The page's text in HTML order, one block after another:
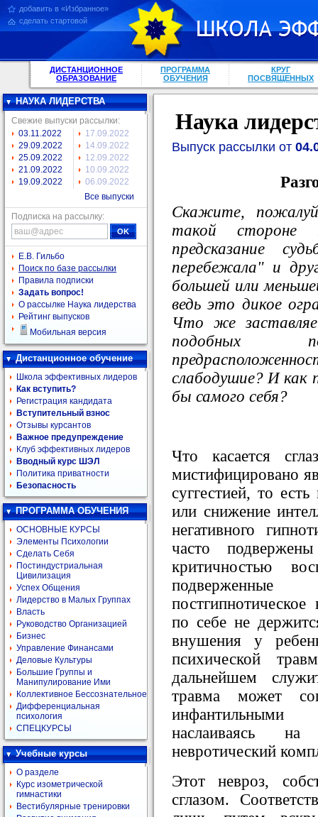
добавить в «Избранное»
сделать стартовой
ДИСТАНЦИОННОЕ
ОБРАЗОВАНИЕ
ПРОГРАММА
ОБУЧЕНИЯ
КРУГ
ПОСВЯЩЕННЫХ
НАУКА ЛИДЕРСТВА
Свежие выпуски рассылки:
03.11.2022
29.09.2022
25.09.2022
21.09.2022
19.09.2022
17.09.2022
14.09.2022
12.09.2022
10.09.2022
06.09.2022
Все выпуски
Подписка на рассылку:
Е.В. Гильбо
Поиск по базе рассылки
Правила подписки
Задать вопрос!
О рассылке Наука лидерства
Рейтинг выпусков
Мобильная версия
Дистанционное обучение
Школа эффективных лидеров
Как вступить?
Регистрация кандидата
Вступительный взнос
Отзывы курсантов
Важное предупреждение
Клуб эффективных лидеров
Вводный курс ШЭЛ
Политика приватности
Безопасность
ПРОГРАММА ОБУЧЕНИЯ
ОСНОВНЫЕ КУРСЫ
Элементы Психологии
Сделать Себя
Постиндустриальная
Цивилизация
Успех Общения
Лидерство в Малых Группах
Власть
Руководство Организацией
Бизнес
Управление Финансами
Деловые Культуры
Большие Группы и
Манипулирование Ими
Коллективное Бессознательное
Дифференциальная
психология
СПЕЦКУРСЫ
Учебные курсы
О разделе
Курс изометрической
гимнастики
Вестибулярные тренировки
Наука
Выпуск рассылки от
Скажите,
такой стороне
предсказание
перебежала" и
большей или
ведь это дикое
Что же
подобных
слабодушие? И как
бы самого себя?
Что касается
мистифицировано
суггестией, то
или снижение
негативного
часто
критичностью
по себе не
внушения у
психической
дальнейшем
травма может
инфантильными
наслаиваясь
невротический
Этот невроз,
сглазом.